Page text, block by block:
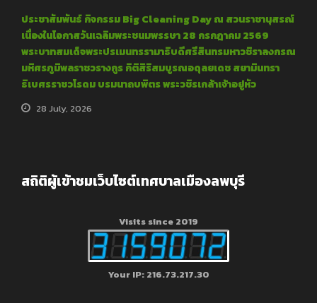
ประชาสัมพันธ์ กิจกรรม Big Cleaning Day ณ สวนราชานุสรณ์
เนื่องในโอกาสวันเฉลิมพระชนมพรรษา 28 กรกฎาคม 2569
พระบาทสมเด็จพระปรเมนทรรามาธิบดีศรีสินทรมหาวชิราลงกรณ
มหิศรภูมิพลราชวรางกูร กิติสิริสมบูรณอดุลยเดช สยามินทรา
ธิเบศรราชวโรดม บรมนาถบพิตร พระวชิรเกล้าเจ้าอยู่หัว
28 July, 2026
สถิติผู้เข้าชมเว็บไซต์เทศบาลเมืองลพบุรี
Visits since 2019
Your IP: 216.73.217.30